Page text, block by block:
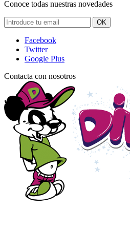
Conoce todas nuestras novedades
OK
Facebook
Twitter
Google Plus
Contacta con nosotros